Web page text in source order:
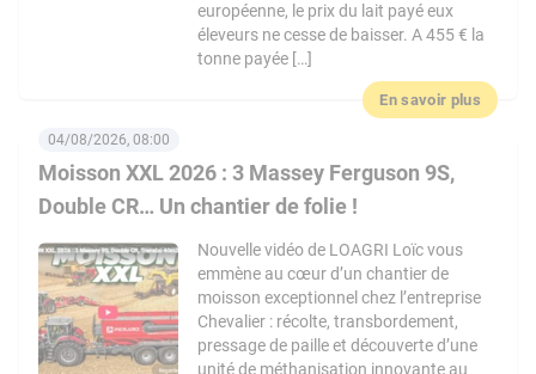
européenne, le prix du lait payé eux
éleveurs ne cesse de baisser. A 455 € la
tonne payée […]
En savoir plus
Moisson XXL 2026 : 3 Massey Ferguson 9S,
Double CR… Un chantier de folie !
04/08/2026, 08:00
Nouvelle vidéo de LOAGRI Loïc vous
emmène au cœur d’un chantier de
moisson exceptionnel chez l’entreprise
Chevalier : récolte, transbordement,
pressage de paille et découverte d’une
unité de méthanisation innovante au